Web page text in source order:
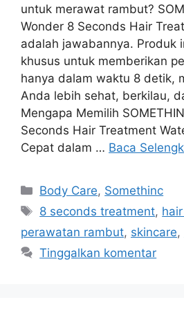
untuk merawat rambut?
Wonder 8 Seconds Hair
adalah jawabannya. Produk
khusus untuk memberikan
hanya dalam waktu 8 detik,
Anda lebih sehat, berkilau,
Mengapa Memilih
Seconds Hair Treatment
Cepat dalam … Baca
Kategori
Body Care, Somethinc
Tag
8 seconds treatment,
perawatan rambut, skincare,
Tinggalkan komentar